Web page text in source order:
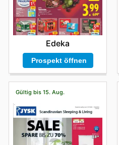
Edeka
Prospekt öffnen
Gültig bis 15. Aug.